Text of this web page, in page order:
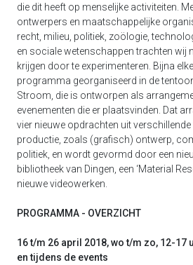
die dit heeft op menselijke activiteiten.
ontwerpers en maatschappelijke
recht, milieu, politiek, zoölogie,
en sociale wetenschappen trachten wij
krijgen door te experimenteren. Bijna
programma georganiseerd in de
Stroom, die is ontworpen als
evenementen die er plaatsvinden. Dat
vier nieuwe opdrachten uit
productie, zoals (grafisch) ontwerp,
politiek, en wordt gevormd door een
bibliotheek van Dingen, een ‘Material
nieuwe videowerken.
PROGRAMMA - OVERZICHT
16 t/m 26 april 2018, wo t/m zo, 12-17
en tijdens de events